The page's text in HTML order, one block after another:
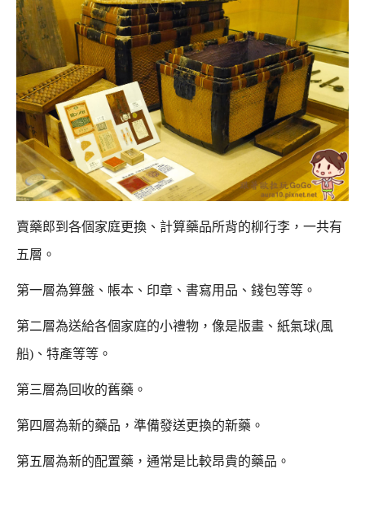
賣藥郎到各個家庭更換、計算藥品所背的柳行李，一共有
五層。
第一層為算盤、帳本、印章、書寫用品、錢包等等。
第二層為送給各個家庭的小禮物，像是版畫、紙氣球(風
船)、特產等等。
第三層為回收的舊藥。
第四層為新的藥品，準備發送更換的新藥。
第五層為新的配置藥，通常是比較昂貴的藥品。